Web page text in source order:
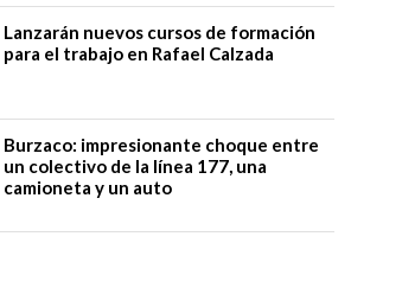
Lanzarán nuevos cursos de formación
para el trabajo en Rafael Calzada
Burzaco: impresionante choque entre
un colectivo de la línea 177, una
camioneta y un auto